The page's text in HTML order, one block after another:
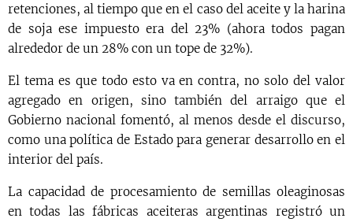
retenciones, al tiempo que en el caso del aceite y la harina
de soja ese impuesto era del 23% (ahora todos pagan
alrededor de un 28% con un tope de 32%).
El tema es que todo esto va en contra, no solo del valor
agregado en origen, sino también del arraigo que el
Gobierno nacional fomentó, al menos desde el discurso,
como una política de Estado para generar desarrollo en el
interior del país.
La capacidad de procesamiento de semillas oleaginosas
en todas las fábricas aceiteras argentinas registró un